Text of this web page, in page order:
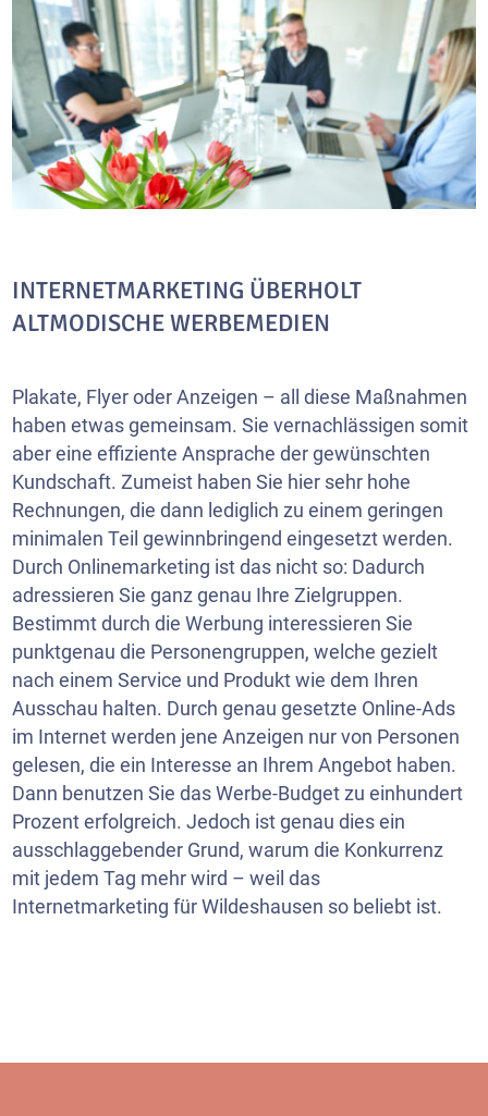
INTERNETMARKETING ÜBERHOLT
ALTMODISCHE WERBEMEDIEN
Plakate, Flyer oder Anzeigen – all diese Maßnahmen
haben etwas gemeinsam. Sie vernachlässigen somit
aber eine effiziente Ansprache der gewünschten
Kundschaft. Zumeist haben Sie hier sehr hohe
Rechnungen, die dann lediglich zu einem geringen
minimalen Teil gewinnbringend eingesetzt werden.
Durch Onlinemarketing ist das nicht so: Dadurch
adressieren Sie ganz genau Ihre Zielgruppen.
Bestimmt durch die Werbung interessieren Sie
punktgenau die Personengruppen, welche gezielt
nach einem Service und Produkt wie dem Ihren
Ausschau halten. Durch genau gesetzte Online-Ads
im Internet werden jene Anzeigen nur von Personen
gelesen, die ein Interesse an Ihrem Angebot haben.
Dann benutzen Sie das Werbe-Budget zu einhundert
Prozent erfolgreich. Jedoch ist genau dies ein
ausschlaggebender Grund, warum die Konkurrenz
mit jedem Tag mehr wird – weil das
Internetmarketing für Wildeshausen so beliebt ist.